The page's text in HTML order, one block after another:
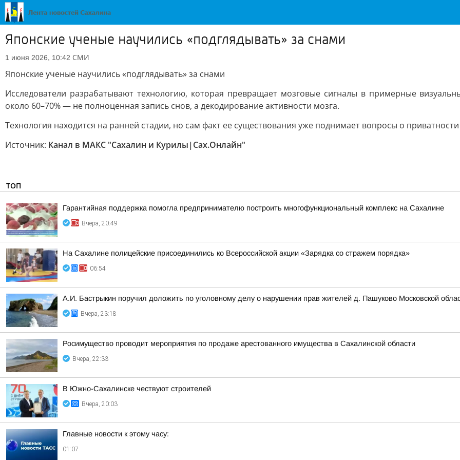
Японские ученые научились «подглядывать» за снами
1 июня 2026, 10:42 СМИ
Японские ученые научились «подглядывать» за снами
Исследователи разрабатывают технологию, которая превращает мозговые сигналы в примерные
около 60–70% — не полноценная запись снов, а декодирование активности мозга.
Технология находится на ранней стадии, но сам факт ее существования уже поднимает вопросы о
Источник: Канал в МАКС "Сахалин и Курилы|Сах.Онлайн"
ТОП
Гарантийная поддержка помогла предпринимателю построить многофункциональный комплекс на Сахалине
Вчера, 20:49
На Сахалине полицейские присоединились ко Всероссийской акции «Зарядка со стражем порядка»
06:54
А.И. Бастрыкин поручил доложить по уголовному делу о нарушении прав жителей д. Пашуково Московской
Вчера, 23:18
Росимущество проводит мероприятия по продаже арестованного имущества в Сахалинской области
Вчера, 22:33
В Южно-Сахалинске чествуют строителей
Вчера, 20:03
Главные новости к этому часу:
01:07